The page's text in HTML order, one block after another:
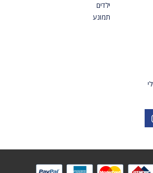
ילדים
תמונע
https://twitter.com/ אינסטגרם